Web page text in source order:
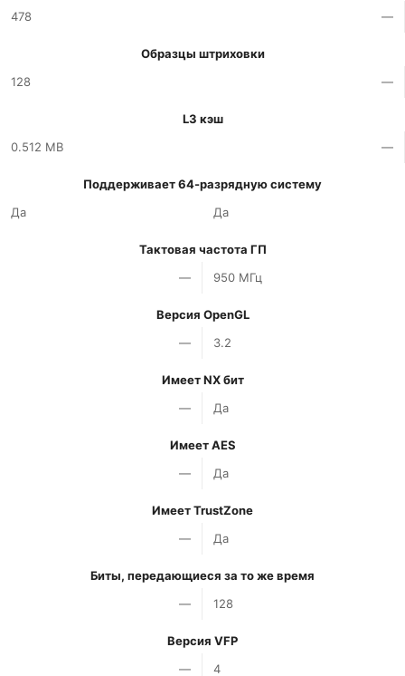
478
—
Образцы штриховки
128
—
L3 кэш
0.512 MB
—
Поддерживает 64-разрядную систему
Да
Да
Тактовая частота ГП
—
950 МГц
Версия OpenGL
—
3.2
Имеет NX бит
—
Да
Имеет AES
—
Да
Имеет TrustZone
—
Да
Биты, передающиеся за то же время
—
128
Версия VFP
—
4